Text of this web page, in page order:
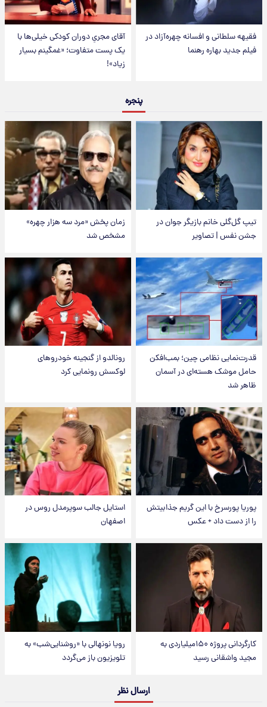
فقیهه سلطانی و افسانه چهره‌آزاد در
فیلم جدید بهاره رهنما
آقای مجریِ دوران کودکی خیلی‌ها با
یک پست متفاوت؛ «غمگینم بسیار
زیاد»!
پنجره
تیپ گل‌گلی خانم بازیگر جوان در
جشن نفس | تصاویر
زمان پخش «مرد سه هزار چهره»
مشخص شد
قدرت‌نمایی نظامی چین؛ بمب‌افکن
حامل موشک هسته‌ای در آسمان
ظاهر شد
رونالدو از گنجینه خودروهای
لوکسش رونمایی کرد
پوریا پورسرخ با این گریم جذابیتش
را از دست داد + عکس
استایل جالب سوپرمدل روس در
اصفهان
کارگردانی پروژه ۱۵۰میلیاردی به
مجید واشقانی رسید
رویا نونهالی با «روشنایی‌شب» به
تلویزیون باز می‌گردد
ارسال نظر